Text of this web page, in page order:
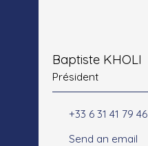
Baptiste KHOLI
Président
+33 6 31 41 79 46
Send an email